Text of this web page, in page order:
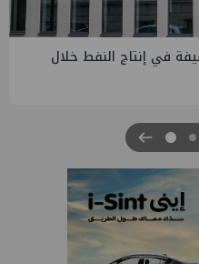
من "منتدى مصر للطاقة